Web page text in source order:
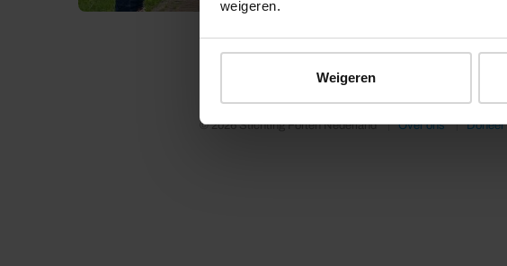
weigeren.
Weigeren
© 2026 Stichting Forten Nederland Over ons Doneer